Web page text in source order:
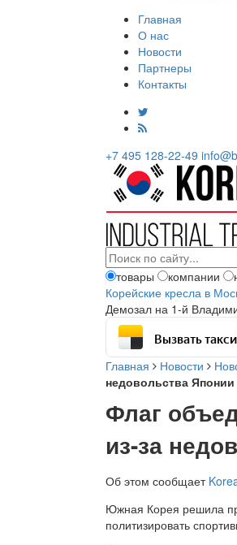
Главная
О нас
Новости
Партнеры
Контакты
+7 495 128-22-49
товары компании
Корейские кресла в
Демозал на 1-й
Вызвать такси
Главная Новости
недовольства Японии
Флаг
из-за
Об этом сообщает
Южная Корея решила
политизировать